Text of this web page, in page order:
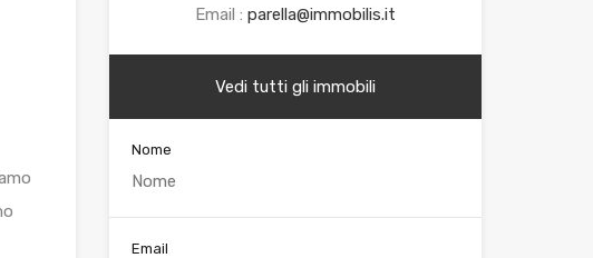
Email : parella@immobilis.it
Vedi tutti gli immobili
Nome
Email